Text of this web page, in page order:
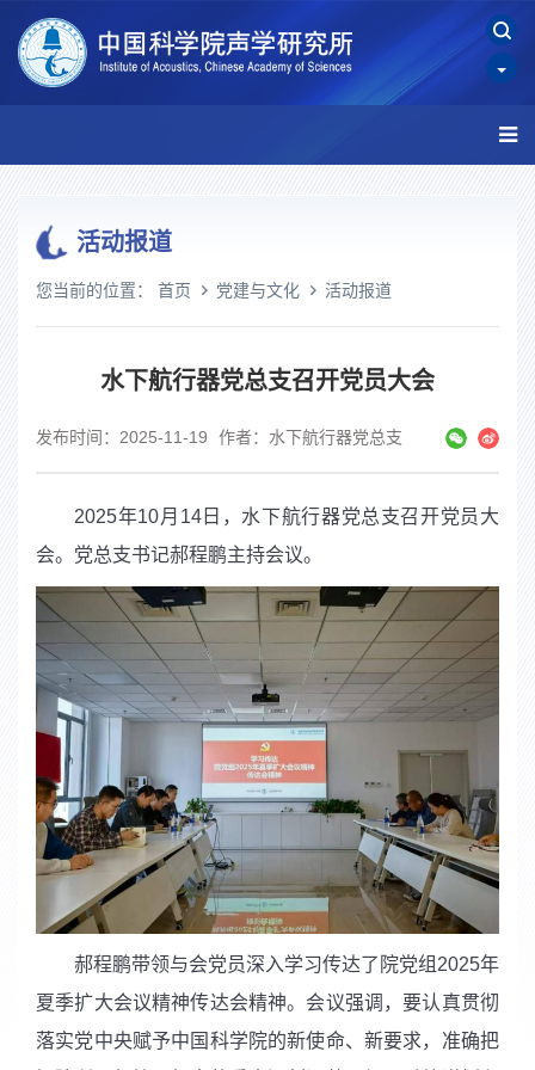
活动报道
您当前的位置： 首页 党建与文化 活动报道
水下航行器党总支召开党员大会
发布时间：2025-11-19 作者：水下航行器党总支
2025年10月 14日，水下航行器党总支召开党员大
会。党总支书记郝程鹏主持会议。
郝程鹏带领与会党员深入学习传达了院党组 2025年
夏季扩大会议精神传达会精神。会议强调，要认真贯彻
落实党中央赋予中国科学院的新使命、新要求，准确把